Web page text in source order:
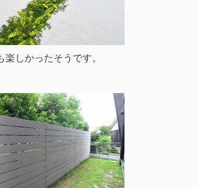
しかったそうです。